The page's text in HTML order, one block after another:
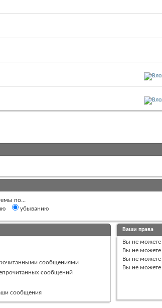
по...
убыванию
сообщениями
сообщений
сообщения
Ваши права
Вы не можете
Вы не можете
Вы не можете
Вы не можете